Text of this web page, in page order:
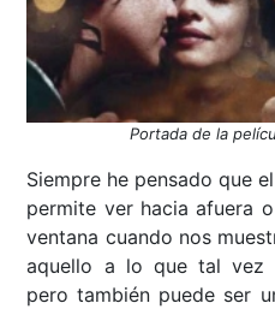
Portada de la
Siempre he pensado que
permite ver hacia afuera
ventana cuando nos
aquello a lo que tal vez
pero también puede ser